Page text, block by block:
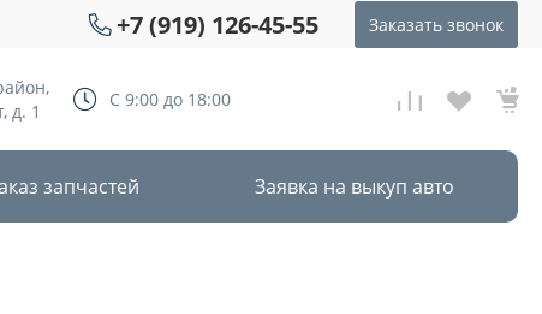
+7 (919) 126-45-55 Заказать звонок
д. 1
С 9:00 до 18:00
запчастей Заявка на выкуп авто